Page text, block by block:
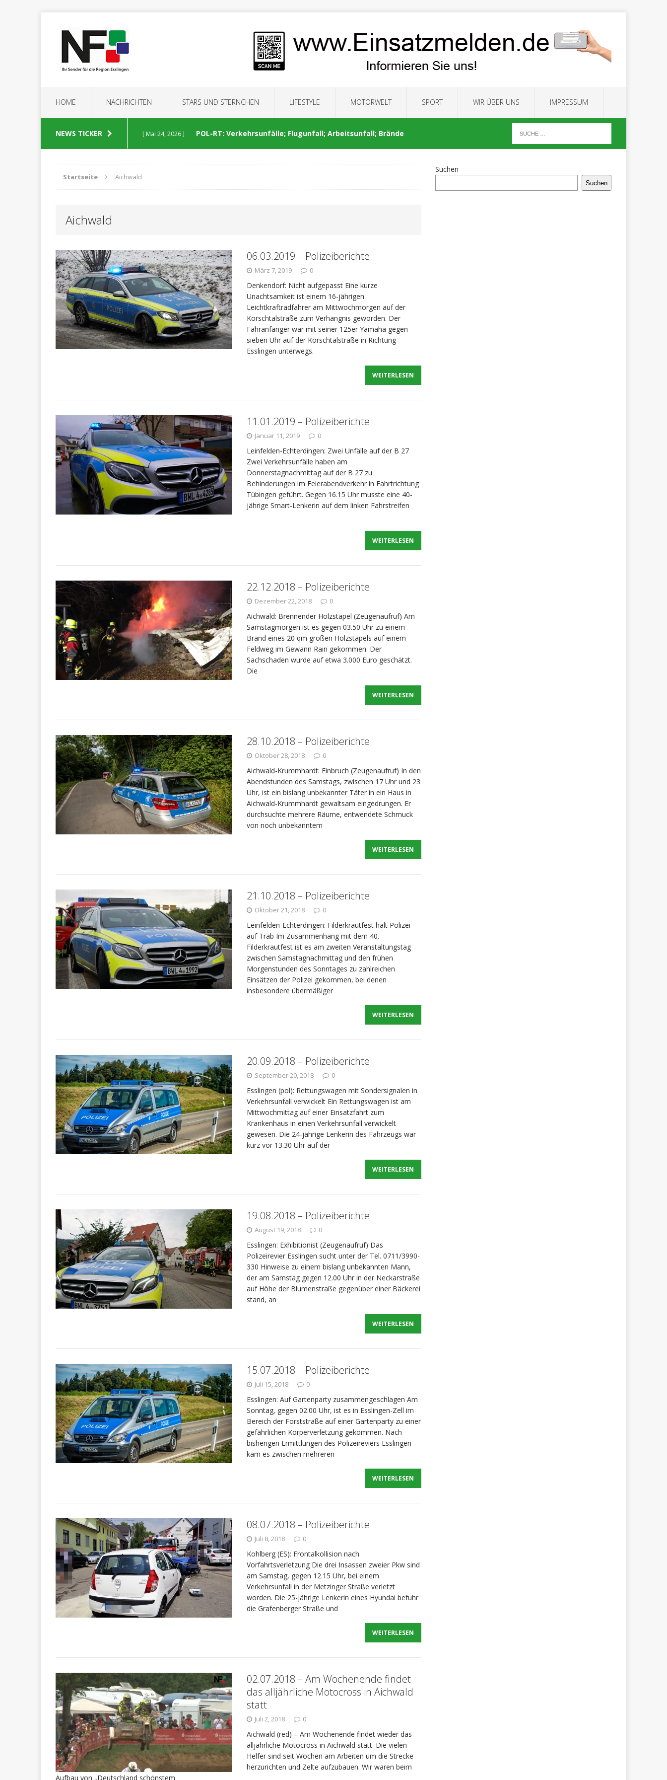
HOME NACHRICHTEN STARS UND STERNCHEN LIFESTYLE MOTORWELT SPORT WIR ÜBER UNS IMPRESSUM
NEWS TICKER [ Mai 24, 2026 ] POL-RT: Verkehrsunfälle; Flugunfall; Arbeitsunfall; Brände
POLIZEIBERICHTE
[ Mai 22, 2026 ] POL-RT: Widerstand geleistet POLIZEIBERICHTE
[ Mai 22, 2026 ] POL-RT: Mutmaßlicher Rauschgiftdealer in Haft
POLIZEIBERICHTE
[ Mai 25, 2026 ] POL-RT: Gasaustritt aus Pkw, Unfälle, Einbrecher gefasst
Startseite Aichwald
Aichwald
06.03.2019 – Polizeiberichte
März 7, 2019 0
Denkendorf: Nicht aufgepasst Eine kurze
Unachtsamkeit ist einem 16-jährigen
Leichtkraftradfahrer am Mittwochmorgen auf der
Körschtalstraße zum Verhängnis geworden. Der
Fahranfänger war mit seiner 125er Yamaha gegen
sieben Uhr auf der Körschtalstraße in Richtung
Esslingen unterwegs.
WEITERLESEN
11.01.2019 – Polizeiberichte
Januar 11, 2019 0
Leinfelden-Echterdingen: Zwei Unfälle auf der B 27
Zwei Verkehrsunfälle haben am
Donnerstagnachmittag auf der B 27 zu
Behinderungen im Feierabendverkehr in Fahrtrichtung
Tübingen geführt. Gegen 16.15 Uhr musste eine 40-
jährige Smart-Lenkerin auf dem linken Fahrstreifen
WEITERLESEN
22.12.2018 – Polizeiberichte
Dezember 22, 2018 0
Aichwald: Brennender Holzstapel (Zeugenaufruf) Am
Samstagmorgen ist es gegen 03.50 Uhr zu einem
Brand eines 20 qm großen Holzstapels auf einem
Feldweg im Gewann Rain gekommen. Der
Sachschaden wurde auf etwa 3.000 Euro geschätzt.
Die
WEITERLESEN
28.10.2018 – Polizeiberichte
Oktober 28, 2018 0
Aichwald-Krummhardt: Einbruch (Zeugenaufruf) In den
Abendstunden des Samstags, zwischen 17 Uhr und 23
Uhr, ist ein bislang unbekannter Täter in ein Haus in
Aichwald-Krummhardt gewaltsam eingedrungen. Er
durchsuchte mehrere Räume, entwendete Schmuck
von noch unbekanntem
WEITERLESEN
21.10.2018 – Polizeiberichte
Oktober 21, 2018 0
Leinfelden-Echterdingen: Filderkrautfest hält Polizei
auf Trab Im Zusammenhang mit dem 40.
Filderkrautfest ist es am zweiten Veranstaltungstag
zwischen Samstagnachmittag und den frühen
Morgenstunden des Sonntages zu zahlreichen
Einsätzen der Polizei gekommen, bei denen
insbesondere übermäßiger
WEITERLESEN
20.09.2018 – Polizeiberichte
September 20, 2018 0
Esslingen (pol): Rettungswagen mit Sondersignalen in
Verkehrsunfall verwickelt Ein Rettungswagen ist am
Mittwochmittag auf einer Einsatzfahrt zum
Krankenhaus in einen Verkehrsunfall verwickelt
gewesen. Die 24-jährige Lenkerin des Fahrzeugs war
kurz vor 13.30 Uhr auf der
WEITERLESEN
19.08.2018 – Polizeiberichte
August 19, 2018 0
Esslingen: Exhibitionist (Zeugenaufruf) Das
Polizeirevier Esslingen sucht unter der Tel. 0711/3990-
330 Hinweise zu einem bislang unbekannten Mann,
der am Samstag gegen 12.00 Uhr in der Neckarstraße
auf Höhe der Blumenstraße gegenüber einer Bäckerei
stand, an
WEITERLESEN
15.07.2018 – Polizeiberichte
Juli 15, 2018 0
Esslingen: Auf Gartenparty zusammengeschlagen Am
Sonntag, gegen 02.00 Uhr, ist es in Esslingen-Zell im
Bereich der Forststraße auf einer Gartenparty zu einer
gefährlichen Körperverletzung gekommen. Nach
bisherigen Ermittlungen des Polizeireviers Esslingen
kam es zwischen mehreren
WEITERLESEN
08.07.2018 – Polizeiberichte
Juli 8, 2018 0
Kohlberg (ES): Frontalkollision nach
Vorfahrtsverletzung Die drei Insassen zweier Pkw sind
am Samstag, gegen 12.15 Uhr, bei einem
Verkehrsunfall in der Metzinger Straße verletzt
worden. Die 25-jährige Lenkerin eines Hyundai befuhr
die Grafenberger Straße und
WEITERLESEN
02.07.2018 – Am Wochenende findet
das alljährliche Motocross in Aichwald
statt
Juli 2, 2018 0
Aichwald (red) – Am Wochenende findet wieder das
alljährliche Motocross in Aichwald statt. Die vielen
Helfer sind seit Wochen am Arbeiten um die Strecke
herzurichten und Zelte aufzubauen. Wir waren beim
Aufbau von „Deutschland schönstem
Suchen
Suchen